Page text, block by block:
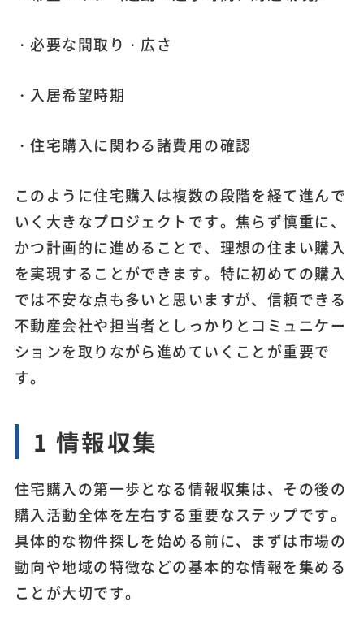
・必要な間取り・広さ
・入居希望時期
・住宅購入に関わる諸費用の確認
このように住宅購入は複数の段階を経て進んで
いく大きなプロジェクトです。焦らず慎重に、
かつ計画的に進めることで、理想の住まい購入
を実現することができます。特に初めての購入
では不安な点も多いと思いますが、信頼できる
不動産会社や担当者としっかりとコミュニケー
ションを取りながら進めていくことが重要で
す。
1 情報収集
住宅購入の第一歩となる情報収集は、その後の
購入活動全体を左右する重要なステップです。
具体的な物件探しを始める前に、まずは市場の
動向や地域の特徴などの基本的な情報を集める
ことが大切です。